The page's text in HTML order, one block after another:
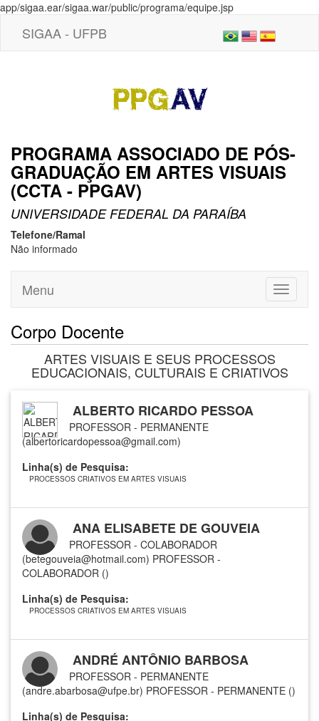
app/sigaa.ear/sigaa.war/public/programa/equipe.jsp
SIGAA - UFPB
PROGRAMA ASSOCIADO DE PÓS-
GRADUAÇÃO EM ARTES VISUAIS
(CCTA - PPGAV)
UNIVERSIDADE FEDERAL DA PARAÍBA
Telefone/Ramal
Não informado
Toggle
Menu
Corpo Docente
ARTES VISUAIS E SEUS PROCESSOS
EDUCACIONAIS, CULTURAIS E CRIATIVOS
ALBERTO RICARDO PESSOA
PROFESSOR - PERMANENTE
(albertoricardopessoa@gmail.com)
Linha(s) de Pesquisa:
PROCESSOS CRIATIVOS EM ARTES VISUAIS
ANA ELISABETE DE GOUVEIA
PROFESSOR - COLABORADOR
(betegouveia@hotmail.com) PROFESSOR -
COLABORADOR ()
Linha(s) de Pesquisa:
PROCESSOS CRIATIVOS EM ARTES VISUAIS
ANDRÉ ANTÔNIO BARBOSA
PROFESSOR - PERMANENTE
(andre.abarbosa@ufpe.br) PROFESSOR - PERMANENTE ()
Linha(s) de Pesquisa: